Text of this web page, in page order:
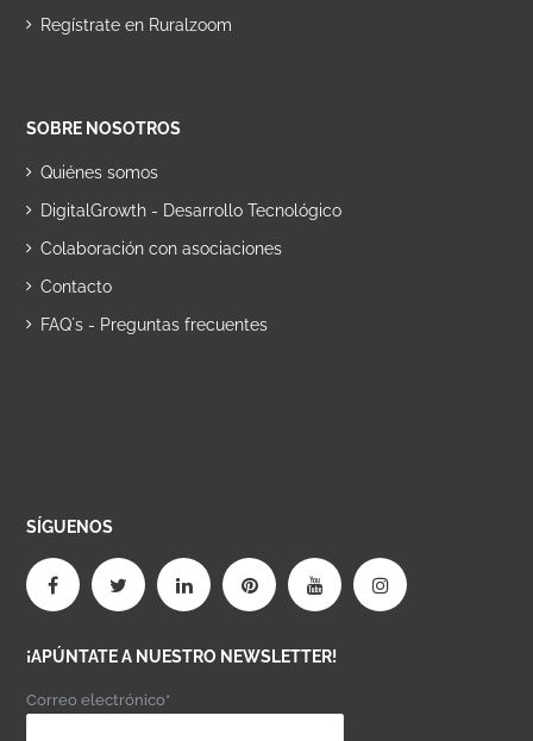
Regístrate en Ruralzoom
SOBRE NOSOTROS
Quiénes somos
DigitalGrowth - Desarrollo Tecnológico
Colaboración con asociaciones
Contacto
FAQ´s - Preguntas frecuentes
SÍGUENOS
¡APÚNTATE A NUESTRO NEWSLETTER!
Correo electrónico*